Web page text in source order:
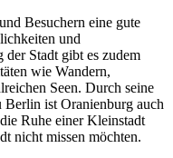
Besuchern eine gute
und
Stadt gibt es zudem
wie Wandern,
Seen. Durch seine
Berlin ist Oranienburg auch
Ruhe einer Kleinstadt
nicht missen möchten.